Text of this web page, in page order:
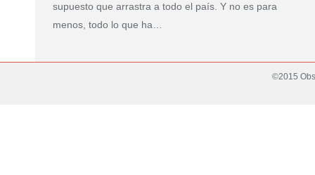
supuesto que arrastra a todo el país. Y no es para
menos, todo lo que ha…
©2015